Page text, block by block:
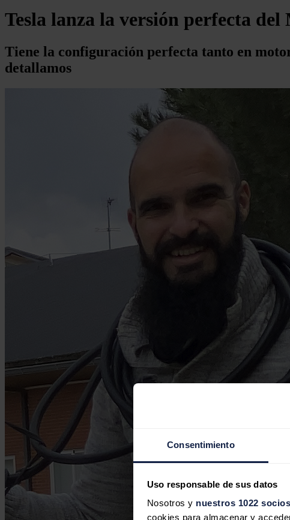
Consentimiento
Uso responsable de sus datos
Nosotros y nuestros 1022 socios
cookies para almacenar y
Tesla lanza la versión perfecta del
Tiene la configuración perfecta tanto en
detallamos